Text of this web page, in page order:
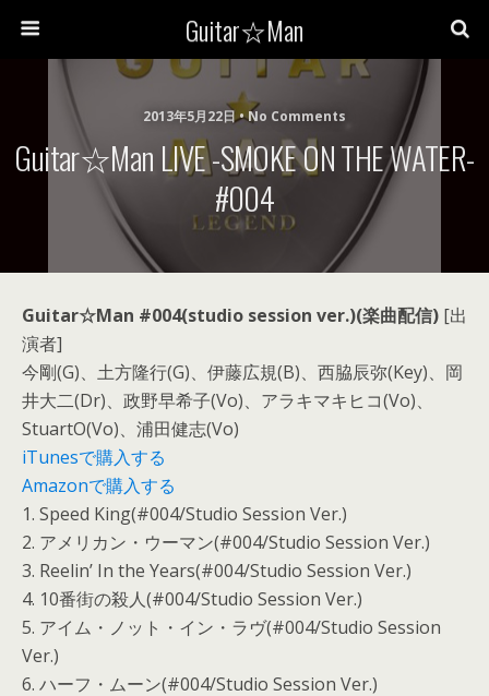
Guitar☆Man
2013年5月22日 • No Comments
Guitar☆Man LIVE -SMOKE ON THE WATER-
#004
Guitar☆Man #004(studio session ver.)(楽曲配信) [出
演者]
今剛(G)、土方隆行(G)、伊藤広規(B)、西脇辰弥(Key)、岡
井大二(Dr)、政野早希子(Vo)、アラキマキヒコ(Vo)、
StuartO(Vo)、浦田健志(Vo)
iTunesで購入する
Amazonで購入する
1. Speed King(#004/Studio Session Ver.)
2. アメリカン・ウーマン(#004/Studio Session Ver.)
3. Reelin’ In the Years(#004/Studio Session Ver.)
4. 10番街の殺人(#004/Studio Session Ver.)
5. アイム・ノット・イン・ラヴ(#004/Studio Session
Ver.)
6. ハーフ・ムーン(#004/Studio Session Ver.)